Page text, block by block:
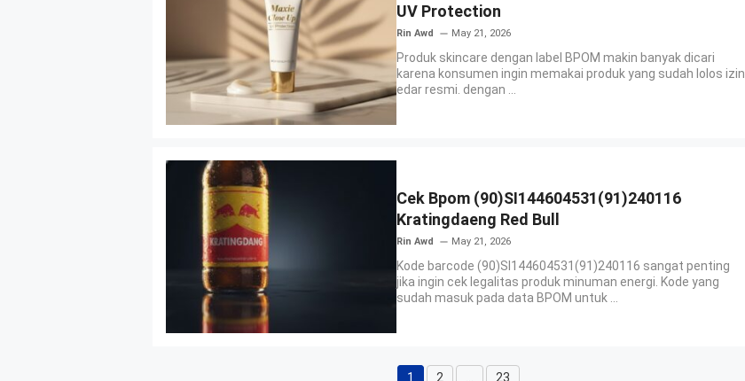
UV Protection
Rin Awd May 21, 2026
Produk skincare dengan label BPOM makin banyak dicari
karena konsumen ingin memakai produk yang sudah lolos izin
edar resmi. dengan ...
Cek Bpom (90)SI144604531(91)240116
Kratingdaeng Red Bull
Rin Awd May 21, 2026
Kode barcode (90)SI144604531(91)240116 sangat penting
jika ingin cek legalitas produk minuman energi. Kode yang
sudah masuk pada data BPOM untuk ...
1 2 23